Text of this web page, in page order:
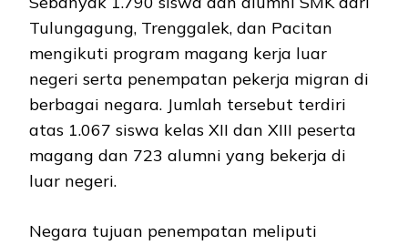
Tulungagung, Trenggalek, dan Pacitan
mengikuti program magang kerja luar
negeri serta penempatan pekerja migran di
berbagai negara. Jumlah tersebut terdiri
atas 1.067 siswa kelas XII dan XIII peserta
magang dan 723 alumni yang bekerja di
luar negeri.
Negara tujuan penempatan meliputi